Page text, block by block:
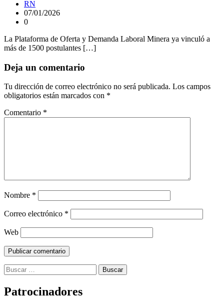
RN
07/01/2026
0
La Plataforma de Oferta y Demanda Laboral Minera ya vinculó a
más de 1500 postulantes […]
Deja un comentario
Tu dirección de correo electrónico no será publicada. Los campos
obligatorios están marcados con *
Comentario *
Nombre *
Correo electrónico *
Web
Buscar:
Patrocinadores